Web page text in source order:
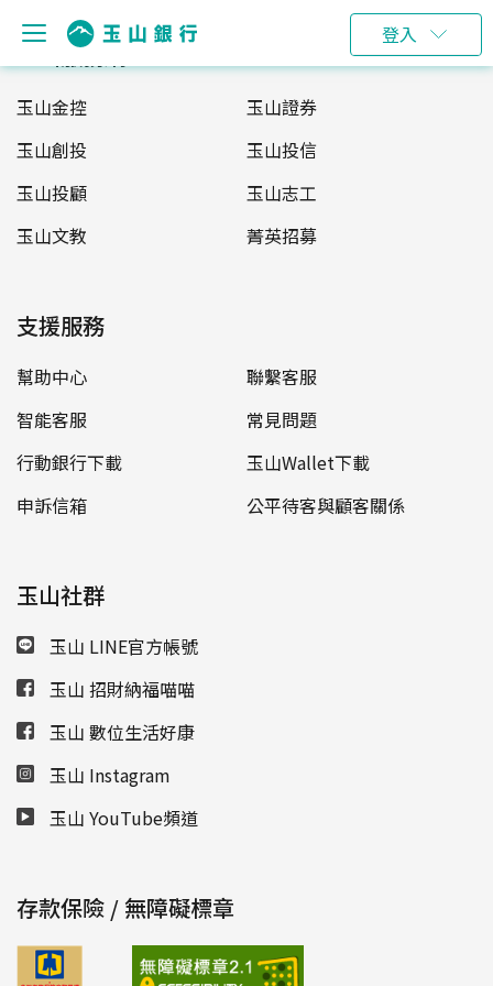
登入
玉山服務網
玉山金控
玉山證券
玉山創投
玉山投信
玉山投顧
玉山志工
玉山文教
菁英招募
支援服務
幫助中心
聯繫客服
智能客服
常見問題
行動銀行下載
玉山Wallet下載
申訴信箱
公平待客與顧客關係
玉山社群
玉山 LINE官方帳號
玉山 招財納福喵喵
玉山 數位生活好康
玉山 Instagram
玉山 YouTube頻道
存款保險 / 無障礙標章